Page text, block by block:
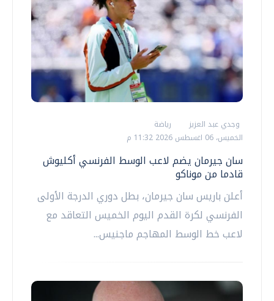
وجدي عبد العزيز
رياضة
الخميس، 06 اغسطس 2026 11:32 م
سان جيرمان يضم لاعب الوسط الفرنسي أكليوش
قادما من موناكو
أعلن باريس سان جيرمان، بطل دوري الدرجة الأولى
الفرنسي لكرة القدم ‌اليوم الخميس التعاقد مع
لاعب خط الوسط المهاجم ماجنيس...